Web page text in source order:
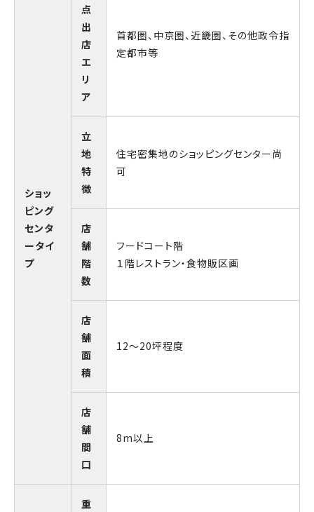
ショッ
ピング
センタ
ータイ
プ
点
出
店
エ
リ
ア
首都圏、中京圏、近畿圏、その他政令指
定都市等
立
地
特
徴
住宅密集地のショッピングセンター尚
可
店
舗
階
数
フードコート階
１階レストラン・食物販区画
店
舗
面
積
12～20坪程度
店
舗
間
口
8m以上
重